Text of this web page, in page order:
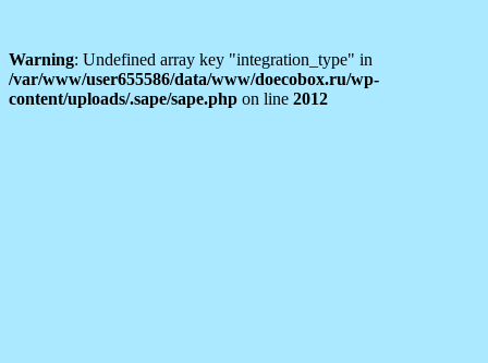
Warning: Undefined array key "integration_type" in
/var/www/user655586/data/www/doecobox.ru/wp-
content/uploads/.sape/sape.php on line 2012